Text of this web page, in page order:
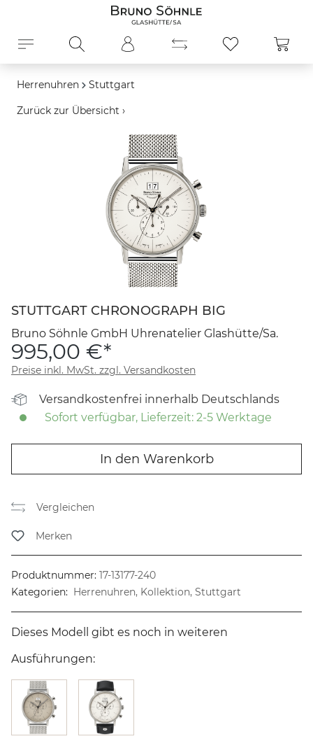
Herrenuhren Stuttgart
Zurück zur Übersicht ›
Bildergalerie überspringen
STUTTGART CHRONOGRAPH BIG
Bruno Söhnle GmbH Uhrenatelier Glashütte/Sa.
995,00 €*
Preise inkl. MwSt. zzgl. Versandkosten
Versandkostenfrei innerhalb Deutschlands
Sofort verfügbar, Lieferzeit: 2-5 Werktage
In den Warenkorb
Vergleichen
Merken
Produktnummer: 17-13177-240
Kategorien: Herrenuhren, Kollektion, Stuttgart
Dieses Modell gibt es noch in weiteren
Ausführungen: